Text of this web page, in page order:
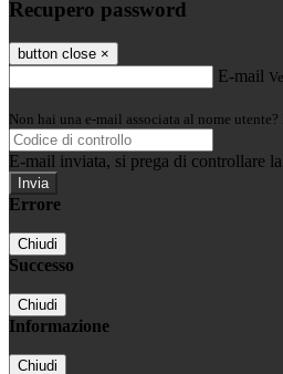
Recupero password
button close ×
E-mail
Non hai una e-mail associata al nome
E-mail inviata, si prega di controllare
Errore
Chiudi
Successo
Chiudi
Informazione
Chiudi